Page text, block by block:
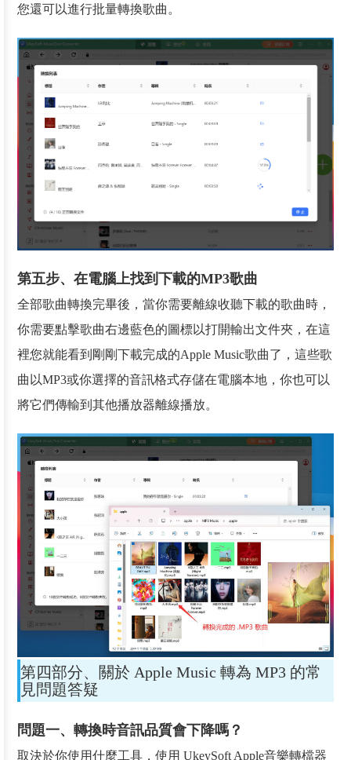
您還可以進行批量轉換歌曲。
第五步、在電腦上找到下載的MP3歌曲
全部歌曲轉換完畢後，當你需要離線收聽下載的歌曲時，
你需要點擊歌曲右邊藍色的圖標以打開輸出文件夾，在這
裡您就能看到剛剛下載完成的Apple Music歌曲了，這些歌
曲以MP3或你選擇的音訊格式存儲在電腦本地，你也可以
將它們傳輸到其他播放器離線播放。
第四部分、關於 Apple Music 轉為 MP3 的常
見問題答疑
問題一、轉換時音訊品質會下降嗎？
取決於你使用什麼工具，使用 UkeySoft Apple音樂轉檔器